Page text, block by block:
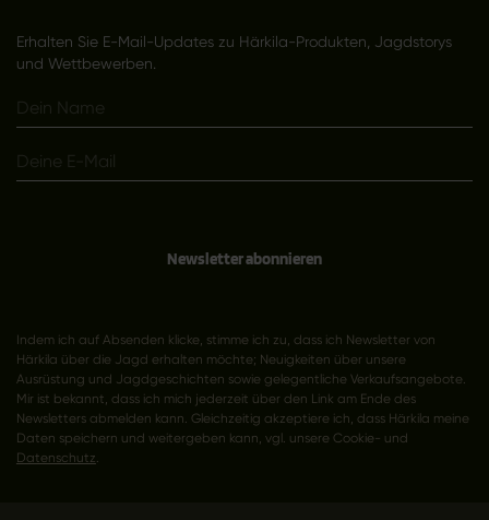
Erhalten Sie E-Mail-Updates zu Härkila-Produkten, Jagdstorys
und Wettbewerben.
Newsletter abonnieren
Indem ich auf Absenden klicke, stimme ich zu, dass ich Newsletter von
Härkila über die Jagd erhalten möchte; Neuigkeiten über unsere
Ausrüstung und Jagdgeschichten sowie gelegentliche Verkaufsangebote.
Mir ist bekannt, dass ich mich jederzeit über den Link am Ende des
Newsletters abmelden kann. Gleichzeitig akzeptiere ich, dass Härkila meine
Daten speichern und weitergeben kann, vgl. unsere Cookie- und
Datenschutz.